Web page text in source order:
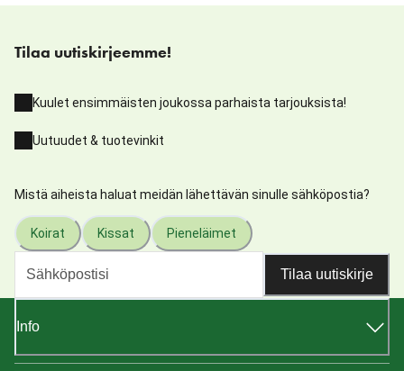
Tilaa uutiskirjeemme!
Kuulet ensimmäisten joukossa parhaista tarjouksista!
Uutuudet & tuotevinkit
Mistä aiheista haluat meidän lähettävän sinulle sähköpostia?
Koirat Kissat Pieneläimet
Tilaa uutiskirje
Info